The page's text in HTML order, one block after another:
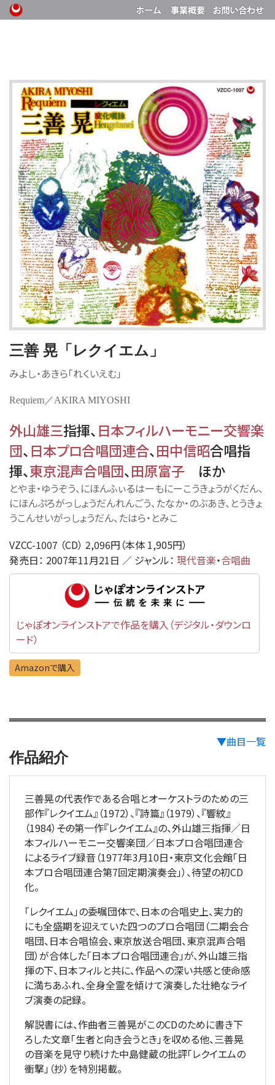
三善 晃「レクイエム」
みよし・あきら「れくいえむ」
Requiem／AKIRA MIYOSHI
外山雄三指揮、 日本フィルハーモニー交響楽
団、 日本プロ合唱団連合、田中信昭合唱指
揮、東京混声合唱団、田原富子 ほか
とやま・ゆうぞう、にほんふぃるはーもにーこうきょうがくだん、
にほんぷろがっしょうだんれんごう、たなか・のぶあき、とうきょ
うこんせいがっしょうだん、たはら・とみこ
VZCC-1007 （CD） 2,096円（本体 1,905円）
発売日： 2007年11月21日 ／ ジャンル： 現代音楽・合唱曲
じゃぽオンラインストアで作品を購入（デジタル・ダウンロ
ード）
Amazonで購入
▼曲目一覧
作品紹介
三善晃の代表作である合唱とオーケストラのための三
部作『レクイエム』（1972）、『詩篇』（1979）、『響紋』
（1984）――その第一作『レクイエム』の、外山雄三指揮／日
本フィルハーモニー交響楽団／日本プロ合唱団連合
によるライブ録音（1977年3月10日・東京文化会館「日
本プロ合唱団連合第7回定期演奏会」）、待望の初CD
化。
「レクイエム」の委嘱団体で、日本の合唱史上、実力的
にも全盛期を迎えていた四つのプロ合唱団（二期会合
唱団、日本合唱協会、東京放送合唱団、東京混声合唱
団）が合体した「日本プロ合唱団連合」が、外山雄三指
揮の下、日本フィルと共に、作品への深い共感と使命感
に満ちあふれ、全身全霊を傾けて演奏した壮絶なライ
ブ演奏の記録。
解説書には、作曲者三善晃がこのCDのために書き下
ろした文章「生者と向き会うとき」を収める他、三善晃
の音楽を見守り続けた中島健蔵の批評「レクイエムの
衝撃」（抄）を特別掲載。